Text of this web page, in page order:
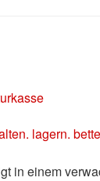
in einem